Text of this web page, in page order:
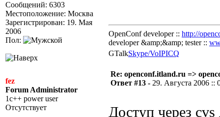
Сообщений: 6303
Местоположение: Москва
Зарегистрирован: 19. Мая
2006
Пол:
OpenConf developer :: http://
developer &amp;&amp; tester ::
GTalkSkype/VoIPICQ
fez
Forum Administrator
1c++ power user
Отсутствует
Re: openconf.itland.ru =>
Ответ #13 - 29. Августа 2006 ::
Доступ через